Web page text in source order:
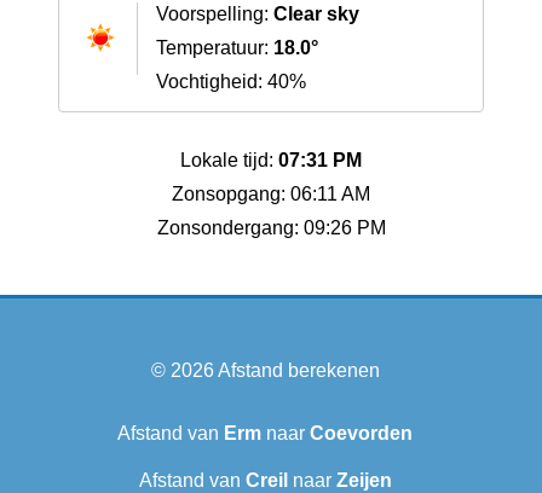
Voorspelling: Clear sky
Temperatuur: 18.0°
Vochtigheid: 40%
Lokale tijd: 07:31 PM
Zonsopgang: 06:11 AM
Zonsondergang: 09:26 PM
© 2026Afstand berekenen
Afstand van Erm naar Coevorden
Afstand van Creil naar Zeijen